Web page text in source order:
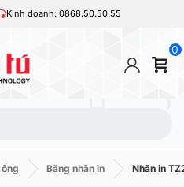
Kinh doanh: 0868.50.50.55
0
Băng nhãn in Nhãn in